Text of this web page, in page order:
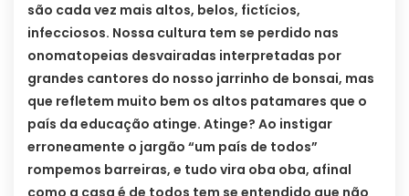
são cada vez mais altos, belos, fictícios,
infecciosos. Nossa cultura tem se perdido nas
onomatopeias desvairadas interpretadas por
grandes cantores do nosso jarrinho de bonsai, mas
que refletem muito bem os altos patamares que o
país da educação atinge. Atinge? Ao instigar
erroneamente o jargão “um país de todos”
rompemos barreiras, e tudo vira oba oba, afinal